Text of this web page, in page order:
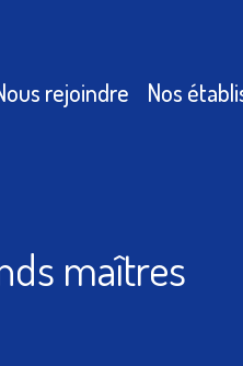
rejoindre Nos
maîtres